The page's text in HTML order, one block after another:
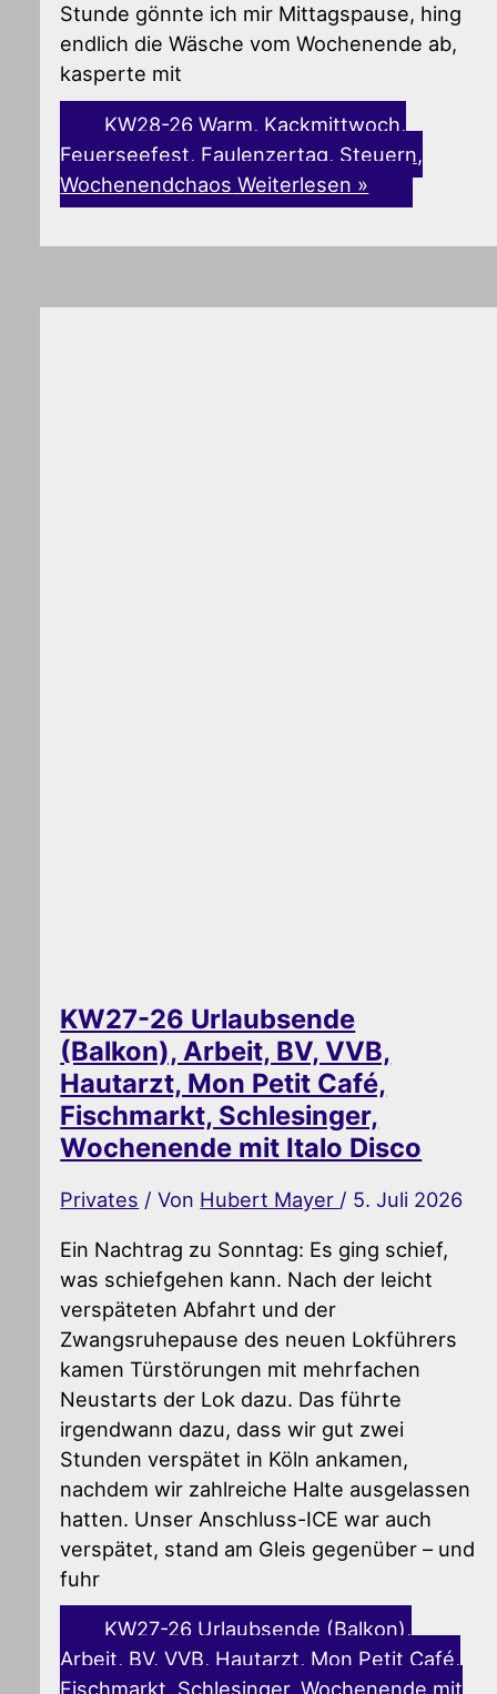
Stunde gönnte ich mir Mittagspause, hing
endlich die Wäsche vom Wochenende ab,
kasperte mit
KW28-26 Warm, Kackmittwoch,
Feuerseefest, Faulenzertag, Steuern,
Wochenendchaos Weiterlesen »
KW27-26 Urlaubsende
(Balkon), Arbeit, BV, VVB,
Hautarzt, Mon Petit Café,
Fischmarkt, Schlesinger,
Wochenende mit Italo Disco
Privates / Von Hubert Mayer / 5. Juli 2026
Ein Nachtrag zu Sonntag: Es ging schief,
was schiefgehen kann. Nach der leicht
verspäteten Abfahrt und der
Zwangsruhepause des neuen Lokführers
kamen Türstörungen mit mehrfachen
Neustarts der Lok dazu. Das führte
irgendwann dazu, dass wir gut zwei
Stunden verspätet in Köln ankamen,
nachdem wir zahlreiche Halte ausgelassen
hatten. Unser Anschluss-ICE war auch
verspätet, stand am Gleis gegenüber – und
fuhr
KW27-26 Urlaubsende (Balkon),
Arbeit, BV, VVB, Hautarzt, Mon Petit Café,
Fischmarkt, Schlesinger, Wochenende mit